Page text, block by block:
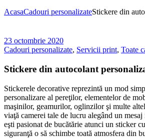
AcasaCadouri personalizateStickere din
23 octombrie 2020
Cadouri personalizate, Servicii print, Toate
Stickere din autocolant
Stickerele decorative reprezintă un mod
personalizare al pereţilor, elementelor de
maşinilor, geamurilor, oglinzilor şi multe
viaţă camerei tale de lucru alegând un
eşti pasionat de bucătărie atunci un sticker
siguranţă o să schimbe toată atmosfera din